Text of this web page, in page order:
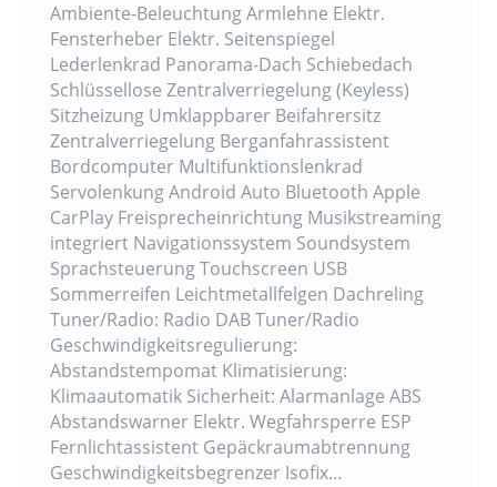
Ambiente-Beleuchtung Armlehne Elektr.
Fensterheber Elektr. Seitenspiegel
Lederlenkrad Panorama-Dach Schiebedach
Schlüssellose Zentralverriegelung (Keyless)
Sitzheizung Umklappbarer Beifahrersitz
Zentralverriegelung Berganfahrassistent
Bordcomputer Multifunktionslenkrad
Servolenkung Android Auto Bluetooth Apple
CarPlay Freisprecheinrichtung Musikstreaming
integriert Navigationssystem Soundsystem
Sprachsteuerung Touchscreen USB
Sommerreifen Leichtmetallfelgen Dachreling
Tuner/Radio: Radio DAB Tuner/Radio
Geschwindigkeitsregulierung:
Abstandstempomat Klimatisierung:
Klimaautomatik Sicherheit: Alarmanlage ABS
Abstandswarner Elektr. Wegfahrsperre ESP
Fernlichtassistent Gepäckraumabtrennung
Geschwindigkeitsbegrenzer Isofix…